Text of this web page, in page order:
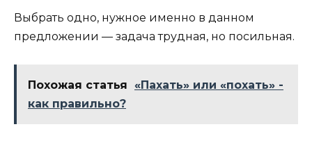
Выбрать одно, нужное именно в данном
предложении — задача трудная, но посильная.
Похожая статья
«Пахать» или «похать» -
как правильно?